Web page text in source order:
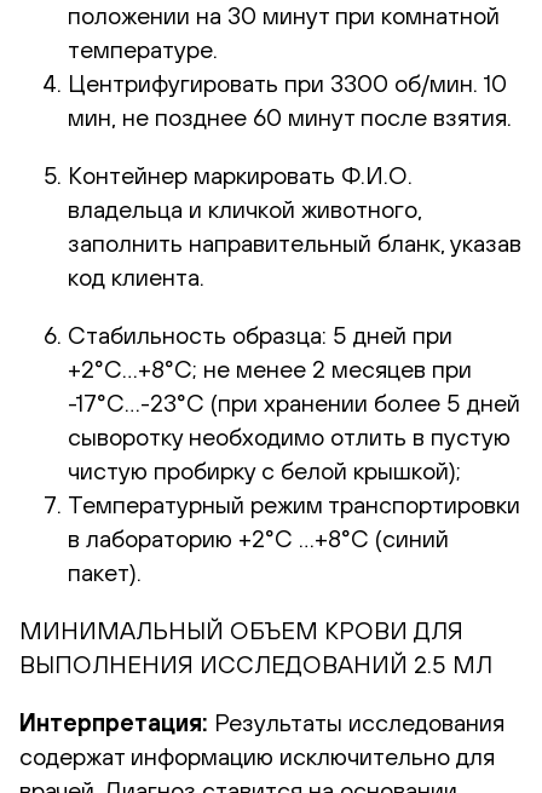
положении на 30 минут при комнатной
температуре.
Центрифугировать при 3300 об/мин. 10
мин, не позднее 60 минут после взятия.
Контейнер маркировать Ф.И.О.
владельца и кличкой животного,
заполнить направительный бланк, указав
код клиента.
Стабильность образца: 5 дней при
+2°С…+8°С; не менее 2 месяцев при
-17°С…-23°С (при хранении более 5 дней
сыворотку необходимо отлить в пустую
чистую пробирку с белой крышкой);
Температурный режим транспортировки
в лабораторию +2°С …+8°С (синий
пакет).
МИНИМАЛЬНЫЙ ОБЪЕМ КРОВИ ДЛЯ
ВЫПОЛНЕНИЯ ИССЛЕДОВАНИЙ 2.5 МЛ
Интерпретация: Результаты исследования
содержат информацию исключительно для